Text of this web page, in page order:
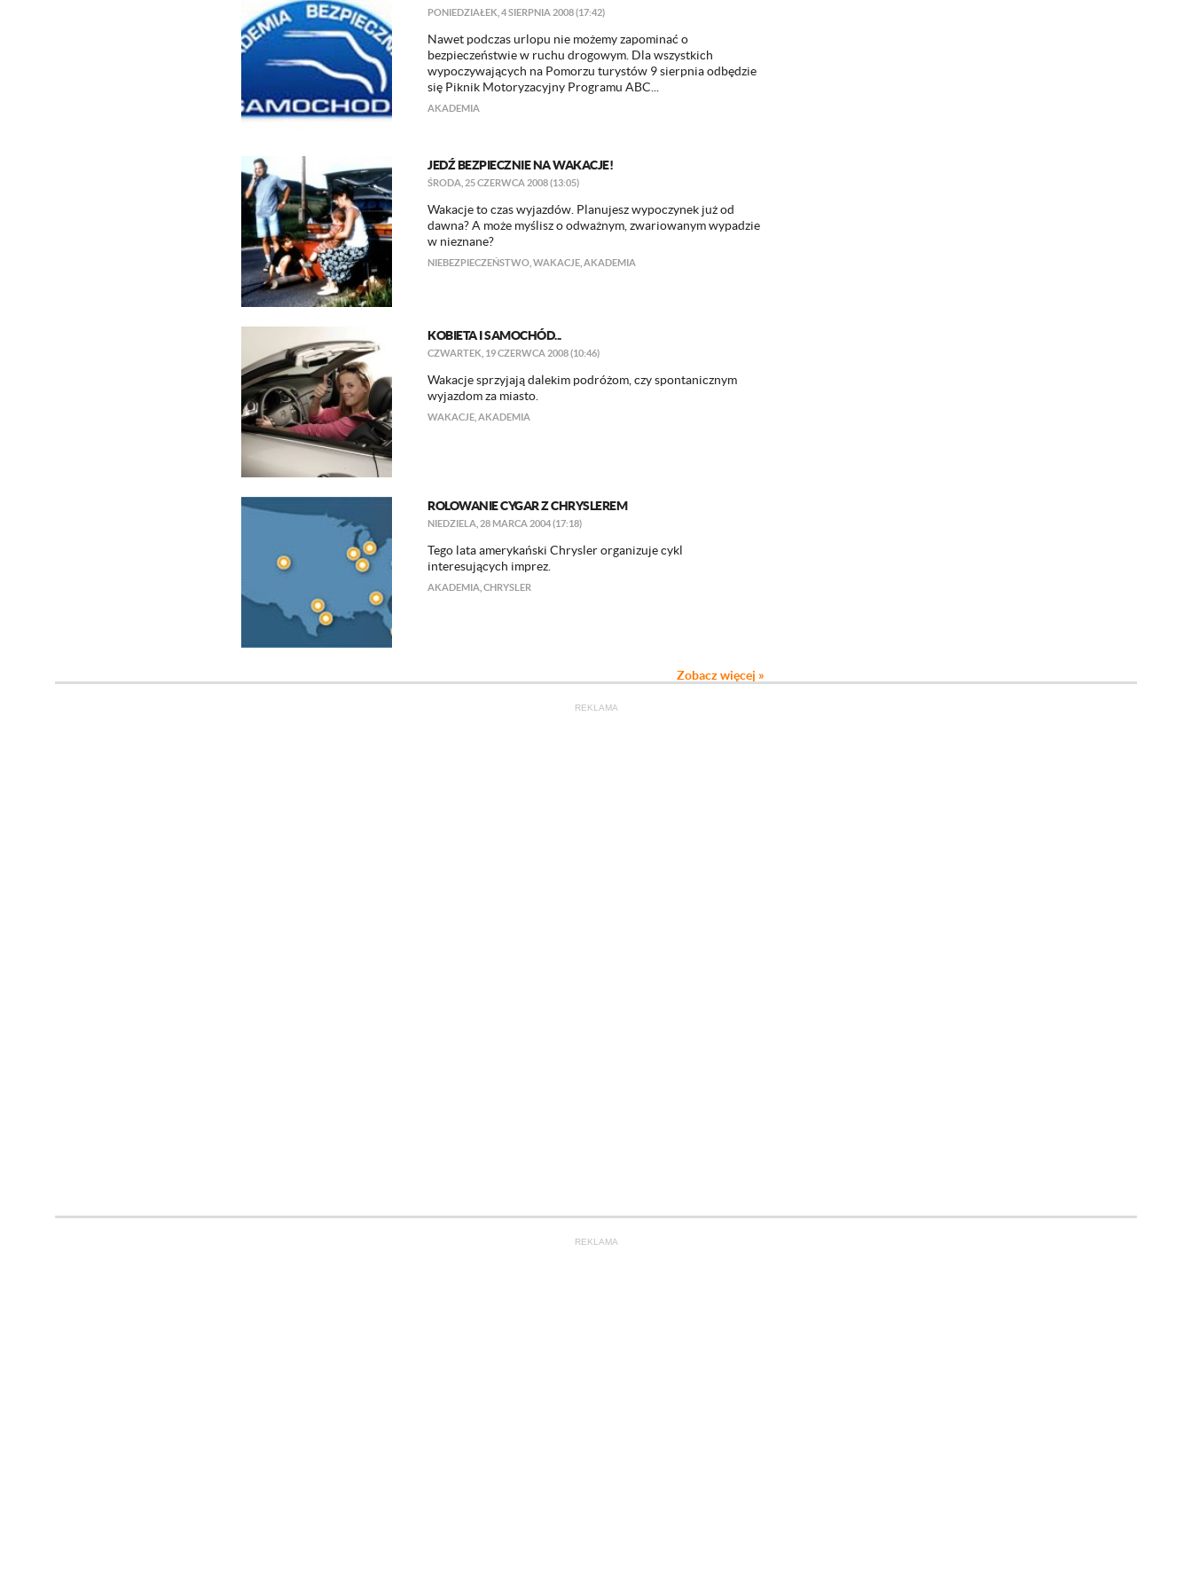
PONIEDZIAŁEK, 4 SIERPNIA 2008 (17:42)
Nawet podczas urlopu nie możemy zapominać o
bezpieczeństwie w ruchu drogowym. Dla wszystkich
wypoczywających na Pomorzu turystów 9 sierpnia odbędzie
się Piknik Motoryzacyjny Programu ABC...
AKADEMIA
JEDŹ BEZPIECZNIE NA WAKACJE!
ŚRODA, 25 CZERWCA 2008 (13:05)
Wakacje to czas wyjazdów. Planujesz wypoczynek już od
dawna? A może myślisz o odważnym, zwariowanym wypadzie
w nieznane?
NIEBEZPIECZEŃSTWO WAKACJE AKADEMIA
KOBIETA I SAMOCHÓD...
CZWARTEK, 19 CZERWCA 2008 (10:46)
Wakacje sprzyjają dalekim podróżom, czy spontanicznym
wyjazdom za miasto.
WAKACJE AKADEMIA
ROLOWANIE CYGAR Z CHRYSLEREM
NIEDZIELA, 28 MARCA 2004 (17:18)
Tego lata amerykański Chrysler organizuje cykl
interesujących imprez.
AKADEMIA CHRYSLER
Zobacz więcej »
REKLAMA
REKLAMA